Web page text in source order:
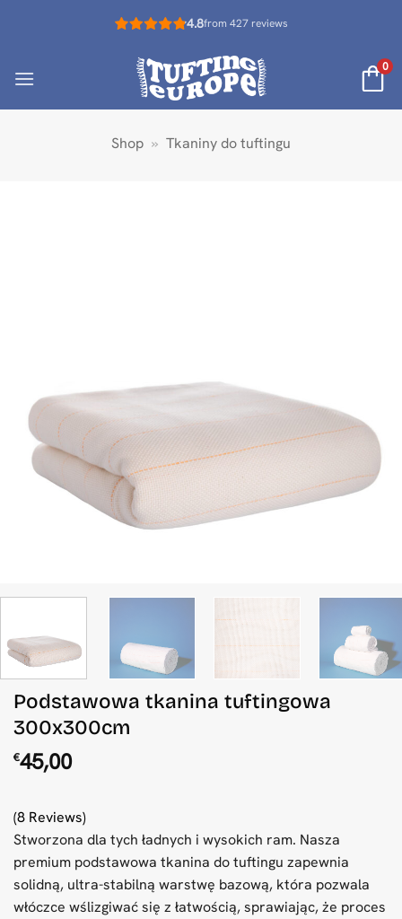
4.8from 427 reviews
0
Shop » Tkaniny do tuftingu
Podstawowa tkanina tuftingowa
300x300cm
€45,00
(8 Reviews)
Stworzona dla tych ładnych i wysokich ram. Nasza
premium podstawowa tkanina do tuftingu zapewnia
solidną, ultra-stabilną warstwę bazową, która pozwala
włóczce wślizgiwać się z łatwością, sprawiając, że proces